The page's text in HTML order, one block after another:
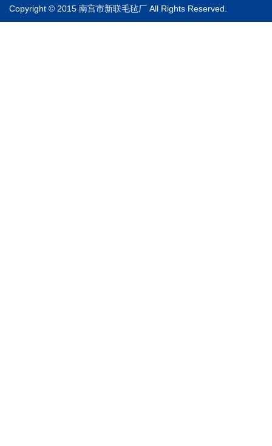
Copyright © 2015 南宫市新联毛毡厂 All Rights Reserved.